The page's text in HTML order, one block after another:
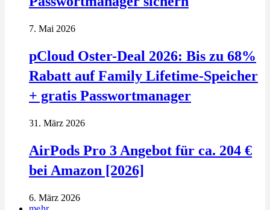
7. Mai 2026
pCloud Oster-Deal 2026: Bis zu 68%
Rabatt auf Family Lifetime-Speicher
+ gratis Passwortmanager
31. März 2026
AirPods Pro 3 Angebot für ca. 204 €
bei Amazon [2026]
6. März 2026